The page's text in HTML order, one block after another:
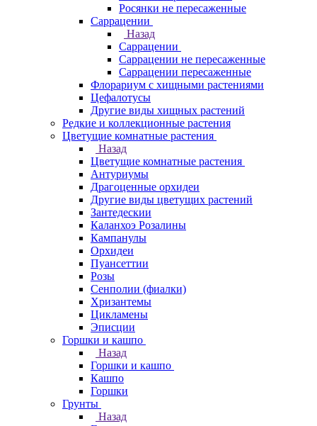
Росянки не пересаженные
Саррацении
Назад
Саррацении
Саррацении не пересаженные
Саррацении пересаженные
Флорариум с хищными растениями
Цефалотусы
Другие виды хищных растений
Редкие и коллекционные растения
Цветущие комнатные растения
Назад
Цветущие комнатные растения
Антуриумы
Драгоценные орхидеи
Другие виды цветущих растений
Зантедескии
Каланхоэ Розалины
Кампанулы
Орхидеи
Пуансеттии
Розы
Сенполии (фиалки)
Хризантемы
Цикламены
Эписции
Горшки и кашпо
Назад
Горшки и кашпо
Кашпо
Горшки
Грунты
Назад